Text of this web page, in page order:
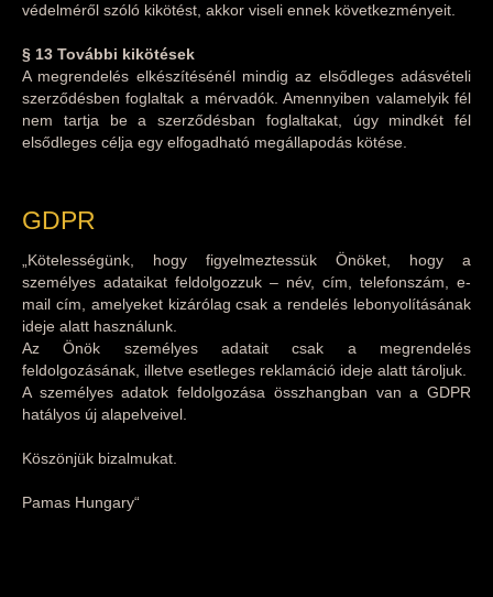
védelméről szóló kikötést, akkor viseli ennek következményeit.
§ 13 További kikötések
A megrendelés elkészítésénél mindig az elsődleges adásvételi
szerződésben foglaltak a mérvadók. Amennyiben valamelyik fél
nem tartja be a szerződésban foglaltakat, úgy mindkét fél
elsődleges célja egy elfogadható megállapodás kötése.
GDPR
„Kötelességünk, hogy figyelmeztessük Önöket, hogy a
személyes adataikat feldolgozzuk – név, cím, telefonszám, e-
mail cím, amelyeket kizárólag csak a rendelés lebonyolításának
ideje alatt használunk.
Az Önök személyes adatait csak a megrendelés
feldolgozásának, illetve esetleges reklamáció ideje alatt tároljuk.
A személyes adatok feldolgozása összhangban van a GDPR
hatályos új alapelveivel.
Köszönjük bizalmukat.
Pamas Hungary“